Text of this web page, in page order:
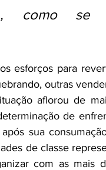
como se
esforços para
outras
aflorou de
de
sua
de classe
com as mais